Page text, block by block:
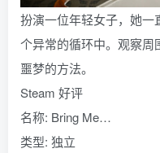
扮演一位年轻女子，她
个异常的循环中。观察
噩梦的方法。
Steam 好评
名称: Bring Me…
类型: 独立